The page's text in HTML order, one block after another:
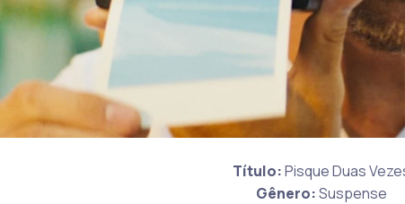
Título:Pisque Duas
Gênero:Suspense